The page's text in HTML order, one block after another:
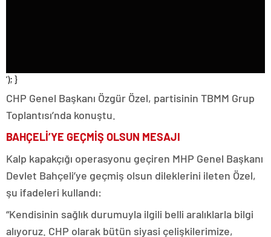
‘); }
CHP Genel Başkanı Özgür Özel, partisinin TBMM Grup
Toplantısı’nda konuştu.
BAHÇELİ’YE GEÇMİŞ OLSUN MESAJI
Kalp kapakçığı operasyonu geçiren MHP Genel Başkanı
Devlet Bahçeli’ye geçmiş olsun dileklerini ileten Özel,
şu ifadeleri kullandı:
“Kendisinin sağlık durumuyla ilgili belli aralıklarla bilgi
alıyoruz. CHP olarak bütün siyasi çelişkilerimize,